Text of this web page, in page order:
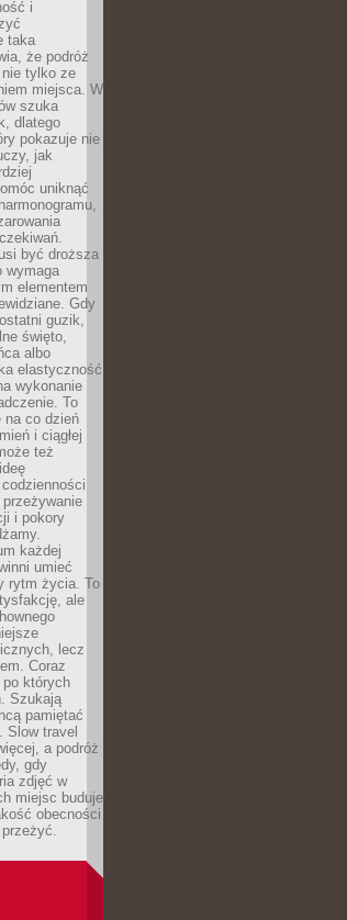
i
taka
że podróż
nie tylko ze
miejsca. W
szuka
dlatego
pokazuje nie
jak
uniknąć
być droższa
wymaga
elementem
Gdy
guzik,
święto,
albo
elastyczność
wykonanie
To
na co dzień
i ciągłej
też
i pokory
każdej
umieć
rytm życia. To
ale
lecz
Coraz
których
Szukają
pamiętać
Slow travel
a podróż
gdy
zdjęć w
miejsc buduje
obecności